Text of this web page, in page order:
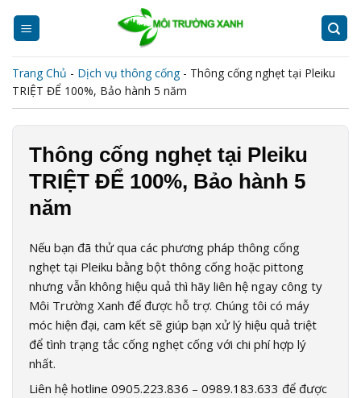
Trang Chủ - Dịch vụ thông cống- Thông cống nghẹt tại Pleiku
TRIỆT ĐỂ 100%, Bảo hành 5 năm
Thông cống nghẹt tại Pleiku
TRIỆT ĐỂ 100%, Bảo hành 5
năm
Nếu bạn đã thử qua các phương pháp thông cống
nghẹt tại Pleiku bằng bột thông cống hoặc pittong
nhưng vẫn không hiệu quả thì hãy liên hệ ngay công ty
Môi Trường Xanh để được hỗ trợ. Chúng tôi có máy
móc hiện đại, cam kết sẽ giúp bạn xử lý hiệu quả triệt
để tình trạng tắc cống nghẹt cống với chi phí hợp lý
nhất.
Liên hệ hotline 0905.223.836 – 0989.183.633 để được